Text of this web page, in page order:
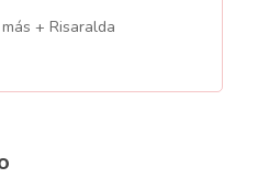
+ Risaralda